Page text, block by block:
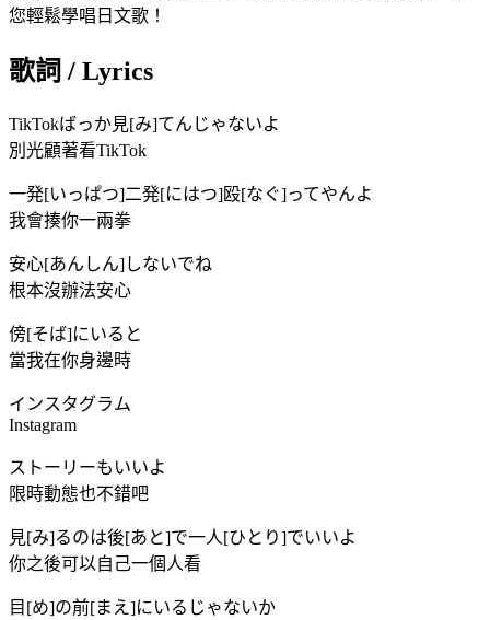
您輕鬆學唱日文歌！
歌詞 / Lyrics
TikTokばっか見[み]てんじゃないよ
別光顧著看TikTok
一発[いっぱつ]二発[にはつ]殴[なぐ]ってやんよ
我會揍你一兩拳
安心[あんしん]しないでね
根本沒辦法安心
傍[そば]にいると
當我在你身邊時
インスタグラム
Instagram
ストーリーもいいよ
限時動態也不錯吧
見[み]るのは後[あと]で一人[ひとり]でいいよ
你之後可以自己一個人看
目[め]の前[まえ]にいるじゃないか